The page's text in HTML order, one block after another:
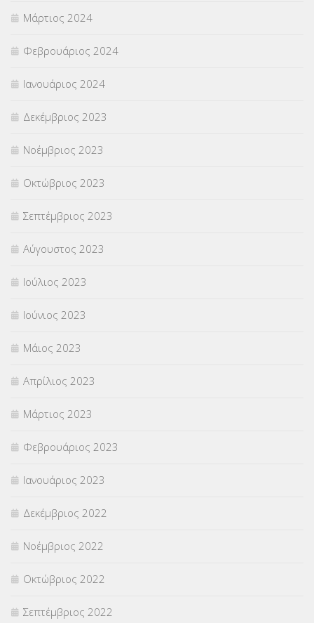
Μάρτιος 2024
Φεβρουάριος 2024
Ιανουάριος 2024
Δεκέμβριος 2023
Νοέμβριος 2023
Οκτώβριος 2023
Σεπτέμβριος 2023
Αύγουστος 2023
Ιούλιος 2023
Ιούνιος 2023
Μάιος 2023
Απρίλιος 2023
Μάρτιος 2023
Φεβρουάριος 2023
Ιανουάριος 2023
Δεκέμβριος 2022
Νοέμβριος 2022
Οκτώβριος 2022
Σεπτέμβριος 2022